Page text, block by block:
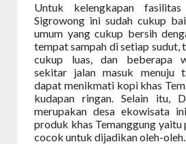
Untuk kelengkapan
Sigrowong ini sudah cukup
umum yang cukup bersih
tempat sampah di setiap sudut,
cukup luas, dan beberapa
sekitar jalan masuk menuju
dapat menikmati kopi khas
kudapan ringan. Selain itu,
merupakan desa ekowisata
produk khas Temanggung yaitu
cocok untuk dijadikan oleh-oleh.